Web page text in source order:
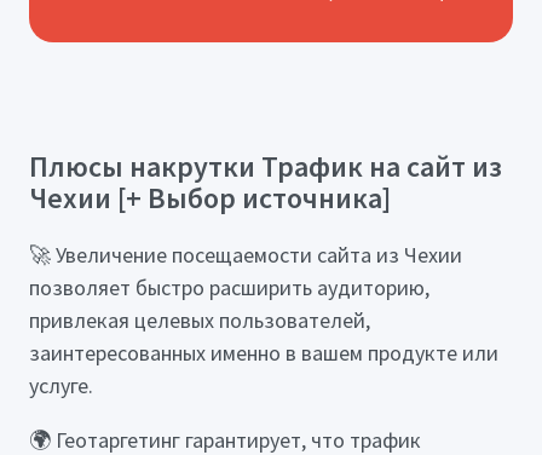
Плюсы накрутки Трафик на сайт из
Чехии [+ Выбор источника]
🚀 Увеличение посещаемости сайта из Чехии
позволяет быстро расширить аудиторию,
привлекая целевых пользователей,
заинтересованных именно в вашем продукте или
услуге.
🌍 Геотаргетинг гарантирует, что трафик